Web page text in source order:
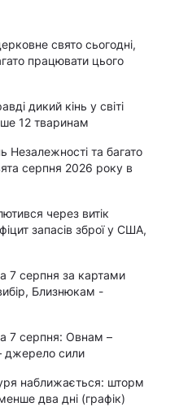
свято сьогодні,
працювати цього
дикий кінь у світі
12 тваринам
Незалежності та багато
серпня 2026 року в
через витік
запасів зброї у США,
7 серпня за картами
Близнюкам -
7 серпня: Овнам –
джерело сили
наближається: шторм
два дні (графік)